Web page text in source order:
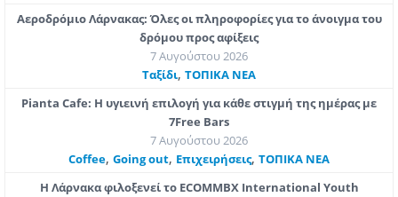
Αεροδρόμιο Λάρνακας: Όλες οι πληροφορίες για το άνοιγμα του
δρόμου προς αφίξεις
7 Αυγούστου 2026
Ταξίδι, ΤΟΠΙΚΑ ΝΕΑ
Pianta Cafe: Η υγιεινή επιλογή για κάθε στιγμή της ημέρας με
7Free Bars
7 Αυγούστου 2026
Coffee, Going out, Επιχειρήσεις, ΤΟΠΙΚΑ ΝΕΑ
Η Λάρνακα φιλοξενεί το ECOMMBX International Youth